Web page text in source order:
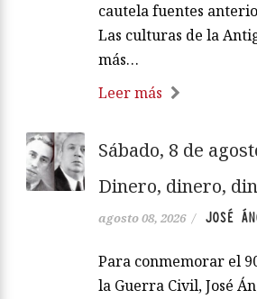
cautela fuentes
Las culturas de la
más…
Leer más
Sábado, 8 de
Dinero, dinero,
agosto 08, 2026 / JOSÉ
Para conmemorar el
la Guerra Civil, José